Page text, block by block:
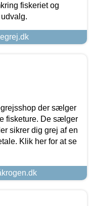
fiskeriet og
der sælger
fisketure. De sælger
sikrer dig grej af en
Klik her for at se